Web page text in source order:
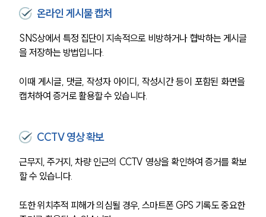
온라인 게시물 캡처
SNS상에서 특정 집단이 지속적으로 비방하거나 협박하는 게시글
을 저장하는 방법입니다.
이때 게시글, 댓글, 작성자 아이디, 작성시간 등이 포함된 화면을
캡처하여 증거로 활용할 수 있습니다.
CCTV 영상 확보
근무지, 주거지, 차량 인근의 CCTV 영상을 확인하여 증거를 확보
할 수 있습니다.
또한 위치추적 피해가 의심될 경우, 스마트폰 GPS 기록도 중요한